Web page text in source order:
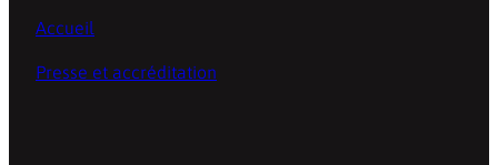
Accueil
Presse et accréditation